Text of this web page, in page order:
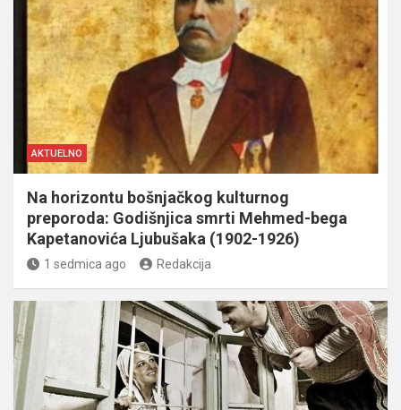
AKTUELNO
Na horizontu bošnjačkog kulturnog
preporoda: Godišnjica smrti Mehmed-bega
Kapetanovića Ljubušaka (1902-1926)
1 sedmica ago Redakcija